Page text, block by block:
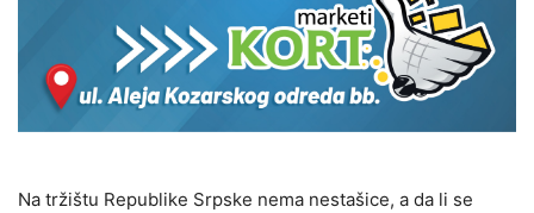
Na tržištu Republike Srpske nema nestašice, a da li se